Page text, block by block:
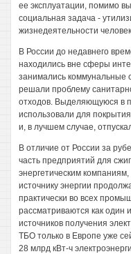
ее эксплуатации, помимо
социальная задача -
жизнедеятельности
В России до недавнего
находились вне сферы
занимались коммунальные
решали проблему
отходов. Выделяющуюся в
использовали для
и, в лучшем случае,
В отличие от России за
часть предприятий для
энергетическим компаниям,
источнику энергии
практически во всех
рассматриваются как один
источников получения
ТБО только в Европе уже
28 млрд кВт-ч